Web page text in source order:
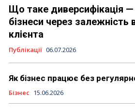
Що таке диверсифікація
бізнеси через залежність
клієнта
Публікації 06.07.2026
Як бізнес працює без
Бізнес 15.06.2026